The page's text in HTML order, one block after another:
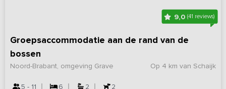
9,0(41 reviews)
Groepsaccommodatie aan de rand van de
bossen
Op 4 km van Schaijk
Noord-Brabant, omgeving Grave
5 - 11 6 2 2